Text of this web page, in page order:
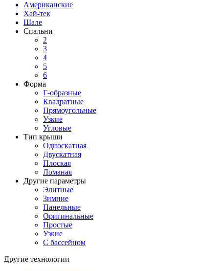
Американские
Хай-тек
Шале
Спальни
2
3
4
5
6
Форма
Г-образные
Квадратные
Прямоугольные
Узкие
Угловые
Тип крыши
Односкатная
Двускатная
Плоская
Ломаная
Другие параметры
Элитные
Зимние
Панельные
Оригинальные
Простые
Узкие
С бассейном
Другие технологии